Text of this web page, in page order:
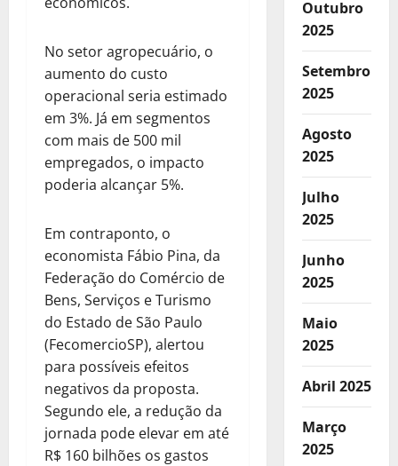
No setor agropecuário, o
aumento do custo
operacional seria estimado
em 3%. Já em segmentos
com mais de 500 mil
empregados, o impacto
poderia alcançar 5%.
Em contraponto, o
economista Fábio Pina, da
Federação do Comércio de
Bens, Serviços e Turismo
do Estado de São Paulo
(FecomercioSP), alertou
para possíveis efeitos
negativos da proposta.
Segundo ele, a redução da
jornada pode elevar em até
R$ 160 bilhões os gastos
Outubro
2025
Setembro
2025
Agosto
2025
Julho
2025
Junho
2025
Maio
2025
Abril 2025
Março
2025